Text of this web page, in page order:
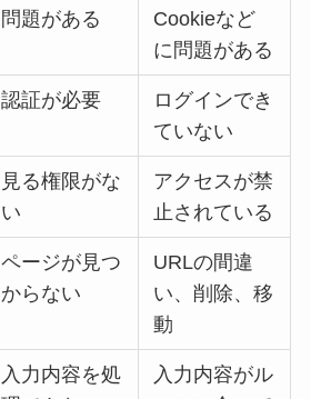
問題がある
Cookieなど
に問題がある
認証が必要
ログインでき
ていない
見る権限がな
い
アクセスが禁
止されている
ページが見つ
からない
URLの間違
い、削除、移
動
入力内容を処
入力内容がル